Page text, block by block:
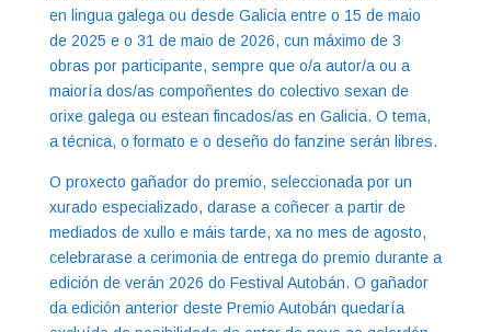
en lingua galega ou desde Galicia entre o 15 de maio
de 2025 e o 31 de maio de 2026, cun máximo de 3
obras por participante, sempre que o/a autor/a ou a
maioría dos/as compoñentes do colectivo sexan de
orixe galega ou estean fincados/as en Galicia. O tema,
a técnica, o formato e o deseño do fanzine serán libres.
O proxecto gañador do premio, seleccionada por un
xurado especializado, darase a coñecer a partir de
mediados de xullo e máis tarde, xa no mes de agosto,
celebrarase a cerimonia de entrega do premio durante a
edición de verán 2026 do Festival Autobán. O gañador
da edición anterior deste Premio Autobán quedaría